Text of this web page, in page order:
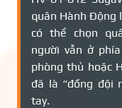
quân Hành Động
có thể chọn
người vẫn ở
phòng thủ hoặc
đã là “đồng đội
tay.